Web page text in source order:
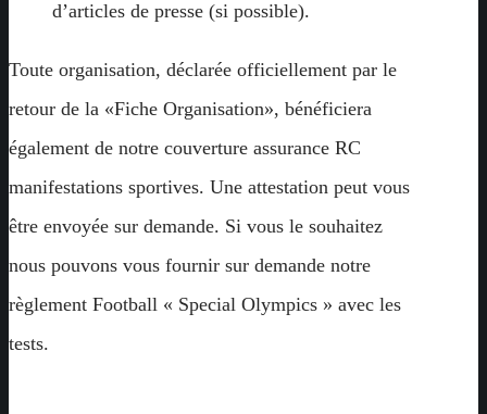
d’articles de presse (si possible).
Toute organisation, déclarée officiellement par le
retour de la «Fiche Organisation», bénéficiera
également de notre couverture assurance RC
manifestations sportives. Une attestation peut vous
être envoyée sur demande. Si vous le souhaitez
nous pouvons vous fournir sur demande notre
règlement Football « Special Olympics » avec les
tests.